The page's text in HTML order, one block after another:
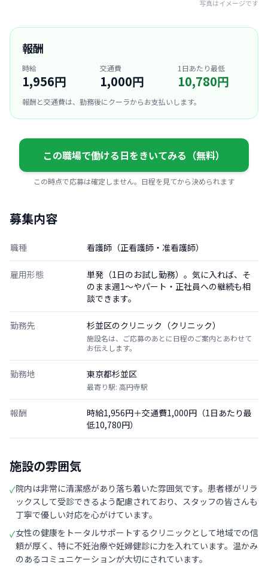
写真はイメージです
報酬
時給
1,956円
交通費
1,000円
1日あたり最低
10,780円
報酬と交通費は、勤務後にクーラからお支払いします。
この職場で働ける日をきいてみる（無料）
この時点で応募は確定しません。日程を見てから決められます
募集内容
職種 看護師（正看護師・准看護師）
雇用形態
単発（1日のお試し勤務）。気に入れば、そ
のまま週1〜やパート・正社員への継続も相
談できます。
勤務先 杉並区のクリニック（クリニック）
施設名は、ご応募のあとに日程のご案内とあわせて
お伝えします。
勤務地 東京都杉並区
最寄り駅: 高円寺駅
報酬
時給1,956円＋交通費1,000円（1日あたり最
低10,780円）
施設の雰囲気
✓院内は非常に清潔感があり落ち着いた雰囲気です。患者様がリラ
ックスして受診できるよう配慮されており、スタッフの皆さんも
丁寧で優しい対応を心がけています。
✓女性の健康をトータルサポートするクリニックとして地域での信
頼が厚く、特に不妊治療や妊婦健診に力を入れています。温かみ
のあるコミュニケーションが大切にされています。